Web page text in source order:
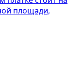
площади,